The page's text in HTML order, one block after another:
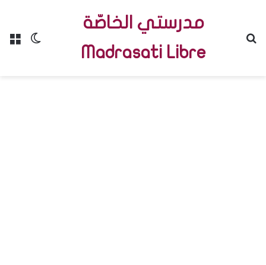
Menu
مدرستي الخاصّة
Madrasati Libre